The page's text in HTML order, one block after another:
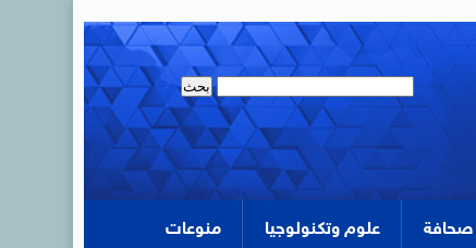
صحافة علوم وتكنولوجيا منوعات